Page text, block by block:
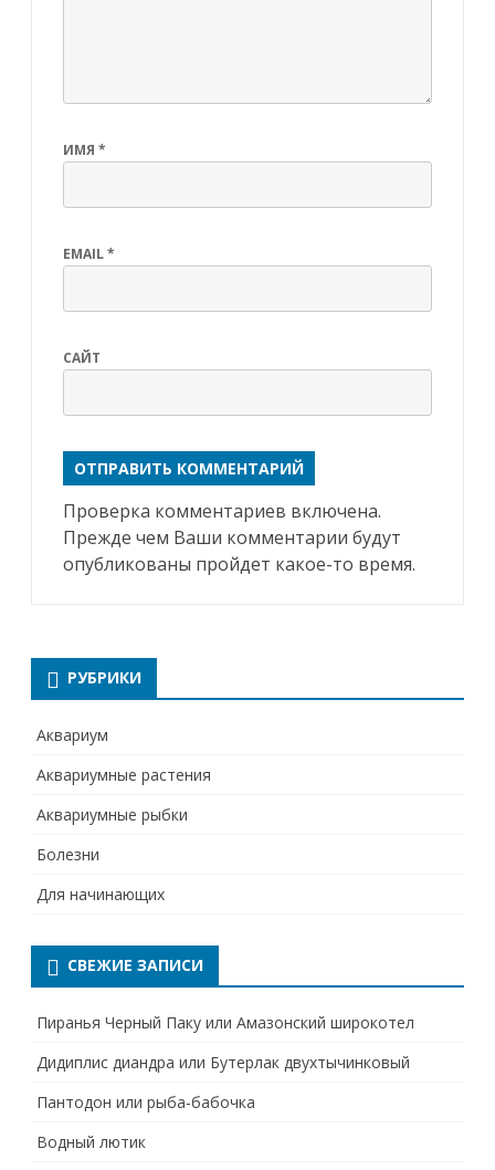
ИМЯ *
EMAIL*
САЙТ
Проверка комментариев включена.
Прежде чем Ваши комментарии будут
опубликованы пройдет какое-то время.
РУБРИКИ
Аквариум
Аквариумные растения
Аквариумные рыбки
Болезни
Для начинающих
СВЕЖИЕ ЗАПИСИ
Пиранья Черный Паку или Амазонский широкотел
Дидиплис диандра или Бутерлак двухтычинковый
Пантодон или рыба-бабочка
Водный лютик